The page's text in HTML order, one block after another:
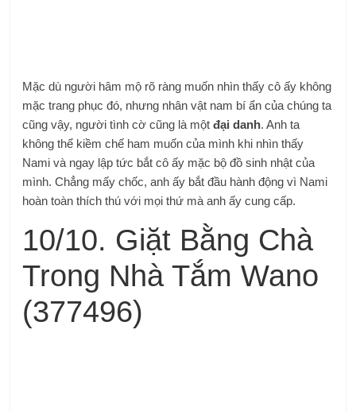
Mặc dù người hâm mộ rõ ràng muốn nhìn thấy cô ấy không
mặc trang phục đó, nhưng nhân vật nam bí ẩn của chúng ta
cũng vậy, người tình cờ cũng là mộtđại danh. Anh ta
không thể kiềm chế ham muốn của mình khi nhìn thấy
Nami và ngay lập tức bắt cô ấy mặc bộ đồ sinh nhật của
mình. Chẳng mấy chốc, anh ấy bắt đầu hành động vì Nami
hoàn toàn thích thú với mọi thứ mà anh ấy cung cấp.
10/10. Giặt Bằng Chà
Trong Nhà Tắm Wano
(377496)